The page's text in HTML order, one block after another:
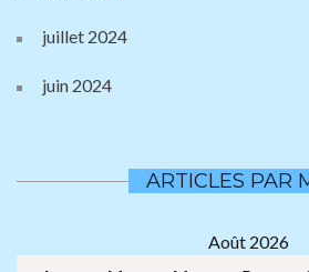
juillet 2024
juin 2024
ARTICLES PAR
Août 2026